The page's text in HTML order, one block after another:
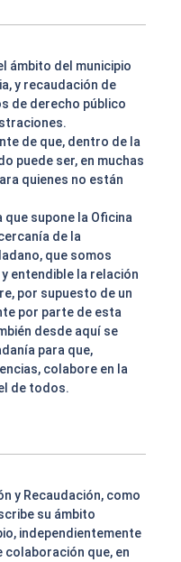
ámbito del municipio
y recaudación de
de derecho público
de que, dentro de la
puede ser, en muchas
quienes no están
supone la Oficina
de la
que somos
entendible la relación
por supuesto de un
por parte de esta
desde aquí se
para que,
colabore en la
de todos.
y Recaudación, como
su ámbito
independientemente
que, en